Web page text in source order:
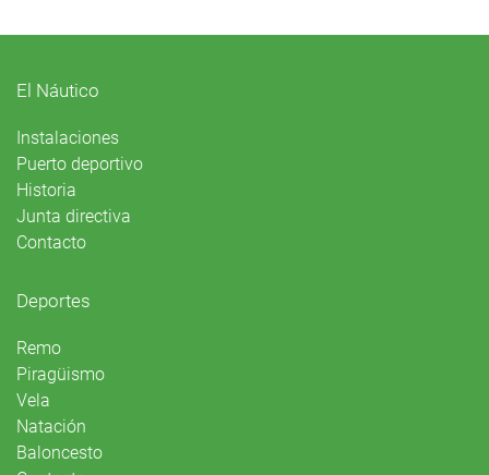
El Náutico
Instalaciones
Puerto deportivo
Historia
Junta directiva
Contacto
Deportes
Remo
Piragüismo
Vela
Natación
Baloncesto